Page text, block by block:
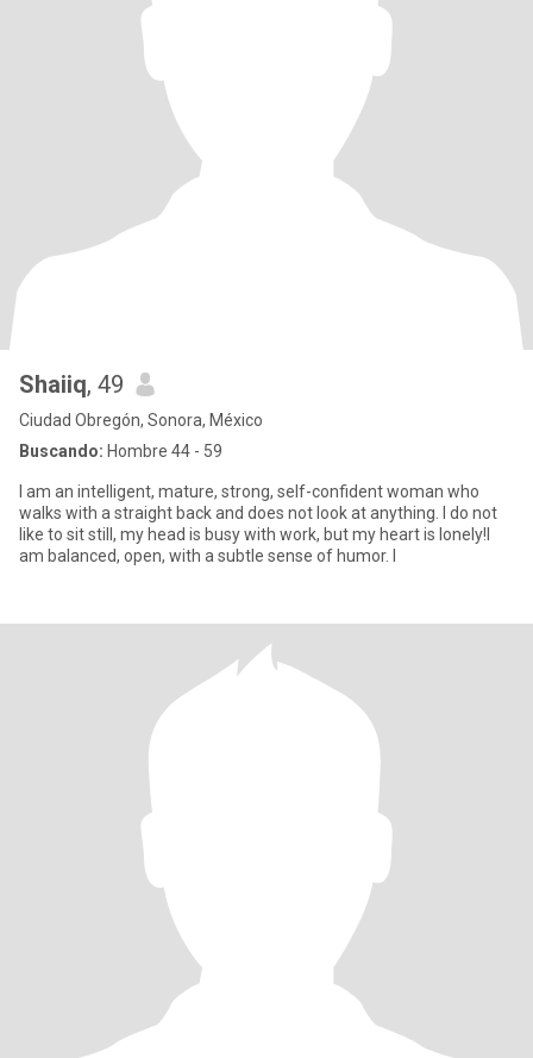
Shaiiq, 49
Ciudad Obregón, Sonora, México
Buscando: Hombre 44 - 59
I am an intelligent, mature, strong, self-confident woman who
walks with a straight back and does not look at anything. I do not
like to sit still, my head is busy with work, but my heart is lonely!I
am balanced, open, with a subtle sense of humor. I